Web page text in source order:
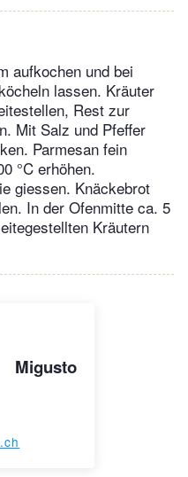
aufkochen und bei
lassen. Kräuter
Rest zur
Mit Salz und Pfeffer
Parmesan fein
°C erhöhen.
giessen. Knäckebrot
In der Ofenmitte ca. 5
Kräutern
Migusto